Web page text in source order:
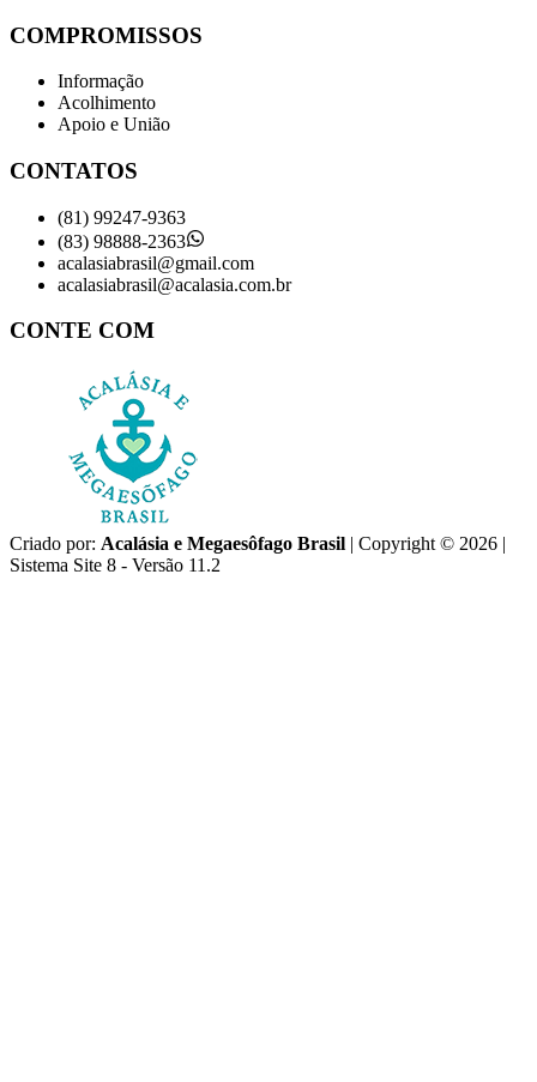
COMPROMISSOS
Informação
Acolhimento
Apoio e União
CONTATOS
(81) 99247-9363
(83) 98888-2363
acalasiabrasil@gmail.com
acalasiabrasil@acalasia.com.br
CONTE COM
Criado por: Acalásia e Megaesôfago Brasil | Copyright © 2026 |
Sistema Site 8 - Versão 11.2